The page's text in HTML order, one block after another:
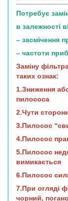
Потребує
в залежності
– засмічення
– частоти
Заміну
таких ознак:
1.Зниження
пилососа
2.Чути
3.Пилосос
4.Пилосос
5.Пилосос
вимикається
6.Пилосос
7.При огляді
чорний,